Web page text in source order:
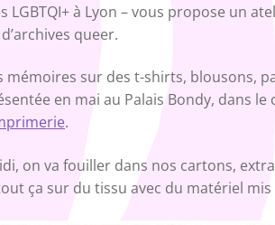
à Lyon – vous propose un
queer.
mémoires sur des t-shirts, blousons,
en mai au Palais Bondy, dans
.
on va fouiller dans nos cartons,
ça sur du tissu avec du matériel